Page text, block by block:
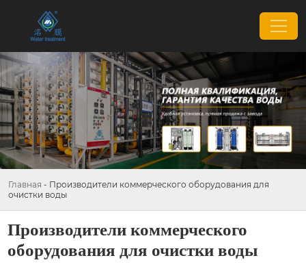
Главная - Производители коммерческого оборудования для
очистки воды
Производители коммерческого
оборудования для очистки воды